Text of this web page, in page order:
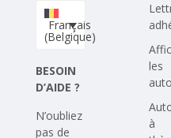
Téléchargez votre
Corona Covid-19
Français
(Belgique)
BESOIN
D’AIDE ?
N’oubliez
pas de
les
à